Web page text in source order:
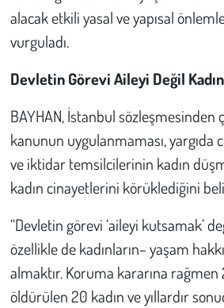
alacak etkili yasal ve yapısal
vurguladı.
Devletin Görevi Aileyi Değil
BAYHAN, İstanbul sözleşmesinden
kanunun uygulanmaması, yargıda
ve iktidar temsilcilerinin kadın
kadın cinayetlerini körüklediğini
“Devletin görevi ‘aileyi kutsamak’
özellikle de kadınların– yaşam
almaktır. Koruma kararına rağmen
öldürülen 20 kadın ve yıllardır